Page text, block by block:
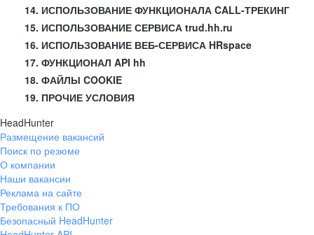
14. ИСПОЛЬЗОВАНИЕ ФУНКЦИОНАЛА CALL-ТРЕКИНГ
15. ИСПОЛЬЗОВАНИЕ СЕРВИСА trud.hh.ru
16. ИСПОЛЬЗОВАНИЕ ВЕБ-СЕРВИСА HRspace
17. ФУНКЦИОНАЛ API hh
18. ФАЙЛЫ COOKIE
19. ПРОЧИЕ УСЛОВИЯ
HeadHunter
Размещение вакансий
Поиск по резюме
О компании
Наши вакансии
Реклама на сайте
Требования к ПО
Безопасный HeadHunter